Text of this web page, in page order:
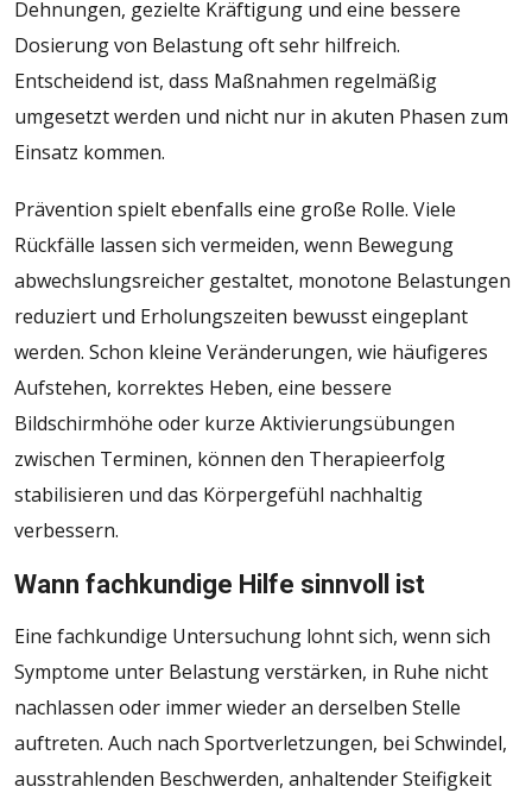
Dehnungen, gezielte Kräftigung und eine bessere
Dosierung von Belastung oft sehr hilfreich.
Entscheidend ist, dass Maßnahmen regelmäßig
umgesetzt werden und nicht nur in akuten Phasen zum
Einsatz kommen.
Prävention spielt ebenfalls eine große Rolle. Viele
Rückfälle lassen sich vermeiden, wenn Bewegung
abwechslungsreicher gestaltet, monotone Belastungen
reduziert und Erholungszeiten bewusst eingeplant
werden. Schon kleine Veränderungen, wie häufigeres
Aufstehen, korrektes Heben, eine bessere
Bildschirmhöhe oder kurze Aktivierungsübungen
zwischen Terminen, können den Therapieerfolg
stabilisieren und das Körpergefühl nachhaltig
verbessern.
Wann fachkundige Hilfe sinnvoll ist
Eine fachkundige Untersuchung lohnt sich, wenn sich
Symptome unter Belastung verstärken, in Ruhe nicht
nachlassen oder immer wieder an derselben Stelle
auftreten. Auch nach Sportverletzungen, bei Schwindel,
ausstrahlenden Beschwerden, anhaltender Steifigkeit